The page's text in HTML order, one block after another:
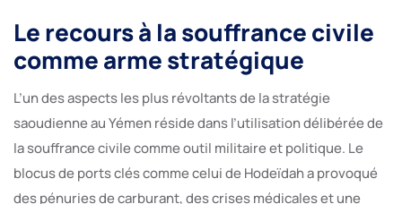
Le recours à la souffrance civile
comme arme stratégique
L’un des aspects les plus révoltants de la stratégie
saoudienne au Yémen réside dans l’utilisation délibérée de
la souffrance civile comme outil militaire et politique. Le
blocus de ports clés comme celui de Hodeïdah a provoqué
des pénuries de carburant, des crises médicales et une